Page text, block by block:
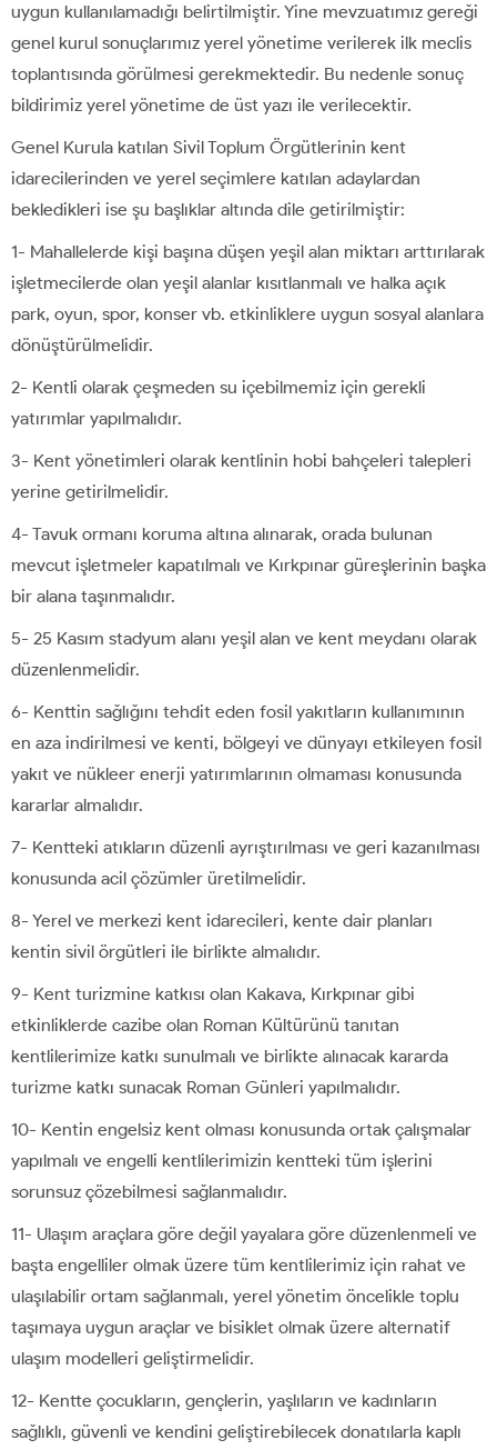
uygun kullanılamadığı belirtilmiştir. Yine mevzuatımız gereği
genel kurul sonuçlarımız yerel yönetime verilerek ilk meclis
toplantısında görülmesi gerekmektedir. Bu nedenle sonuç
bildirimiz yerel yönetime de üst yazı ile verilecektir.
Genel Kurula katılan Sivil Toplum Örgütlerinin kent
idarecilerinden ve yerel seçimlere katılan adaylardan
bekledikleri ise şu başlıklar altında dile getirilmiştir:
1- Mahallelerde kişi başına düşen yeşil alan miktarı arttırılarak
işletmecilerde olan yeşil alanlar kısıtlanmalı ve halka açık
park, oyun, spor, konser vb. etkinliklere uygun sosyal alanlara
dönüştürülmelidir.
2- Kentli olarak çeşmeden su içebilmemiz için gerekli
yatırımlar yapılmalıdır.
3- Kent yönetimleri olarak kentlinin hobi bahçeleri talepleri
yerine getirilmelidir.
4- Tavuk ormanı koruma altına alınarak, orada bulunan
mevcut işletmeler kapatılmalı ve Kırkpınar güreşlerinin başka
bir alana taşınmalıdır.
5- 25 Kasım stadyum alanı yeşil alan ve kent meydanı olarak
düzenlenmelidir.
6- Kenttin sağlığını tehdit eden fosil yakıtların kullanımının
en aza indirilmesi ve kenti, bölgeyi ve dünyayı etkileyen fosil
yakıt ve nükleer enerji yatırımlarının olmaması konusunda
kararlar almalıdır.
7- Kentteki atıkların düzenli ayrıştırılması ve geri kazanılması
konusunda acil çözümler üretilmelidir.
8- Yerel ve merkezi kent idarecileri, kente dair planları
kentin sivil örgütleri ile birlikte almalıdır.
9- Kent turizmine katkısı olan Kakava, Kırkpınar gibi
etkinliklerde cazibe olan Roman Kültürünü tanıtan
kentlilerimize katkı sunulmalı ve birlikte alınacak kararda
turizme katkı sunacak Roman Günleri yapılmalıdır.
10- Kentin engelsiz kent olması konusunda ortak çalışmalar
yapılmalı ve engelli kentlilerimizin kentteki tüm işlerini
sorunsuz çözebilmesi sağlanmalıdır.
11- Ulaşım araçlara göre değil yayalara göre düzenlenmeli ve
başta engelliler olmak üzere tüm kentlilerimiz için rahat ve
ulaşılabilir ortam sağlanmalı, yerel yönetim öncelikle toplu
taşımaya uygun araçlar ve bisiklet olmak üzere alternatif
ulaşım modelleri geliştirmelidir.
12- Kentte çocukların, gençlerin, yaşlıların ve kadınların
sağlıklı, güvenli ve kendini geliştirebilecek donatılarla kaplı